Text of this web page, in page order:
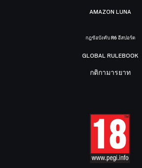
AMAZON LUNA
กฎข้อบังคับ R6 อีสปอร์ต
GLOBAL RULEBOOK
กติกามารยาท